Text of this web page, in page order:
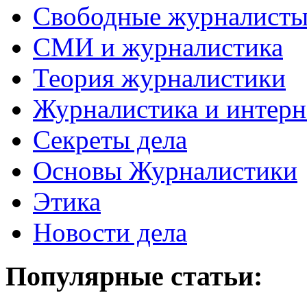
Свободные
СМИ и журналистика
Теория журналистики
Журналистика и
Секреты дела
Основы Журналистики
Этика
Новости дела
Популярные статьи: